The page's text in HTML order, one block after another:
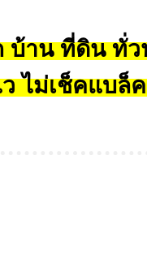
าน ที่ดิน ทั่ว
ว ไม่เช็คแบล็